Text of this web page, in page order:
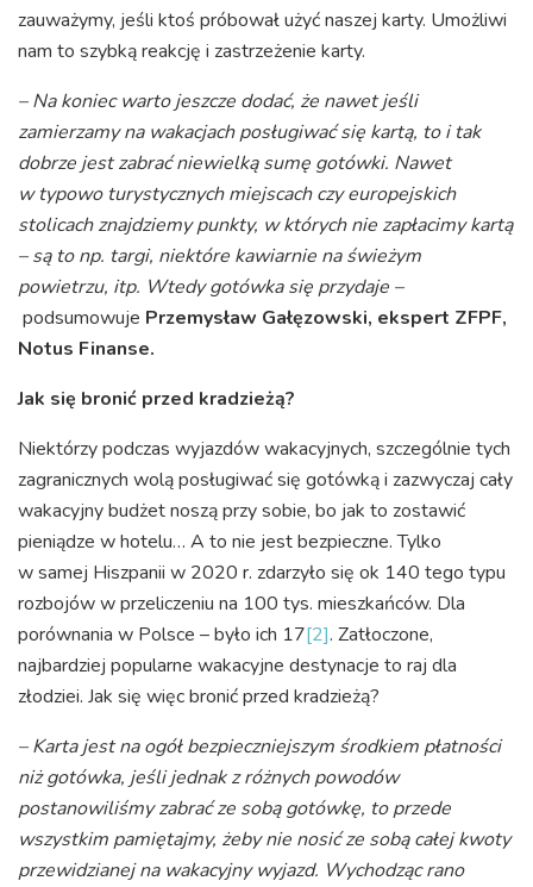
zauważymy, jeśli ktoś próbował użyć naszej karty. Umożliwi
nam to szybką reakcję i zastrzeżenie karty.
– Na koniec warto jeszcze dodać, że nawet jeśli
zamierzamy na wakacjach posługiwać się kartą, to i tak
dobrze jest zabrać niewielką sumę gotówki. Nawet
w typowo turystycznych miejscach czy europejskich
stolicach znajdziemy punkty, w których nie zapłacimy kartą
– są to np. targi, niektóre kawiarnie na świeżym
powietrzu, itp. Wtedy gotówka się przydaje –
podsumowuje Przemysław Gałęzowski, ekspert ZFPF,
Notus Finanse.
Jak się bronić przed kradzieżą?
Niektórzy podczas wyjazdów wakacyjnych, szczególnie tych
zagranicznych wolą posługiwać się gotówką i zazwyczaj cały
wakacyjny budżet noszą przy sobie, bo jak to zostawić
pieniądze w hotelu… A to nie jest bezpieczne. Tylko
w samej Hiszpanii w 2020 r. zdarzyło się ok 140 tego typu
rozbojów w przeliczeniu na 100 tys. mieszkańców. Dla
porównania w Polsce – było ich 17[2]. Zatłoczone,
najbardziej popularne wakacyjne destynacje to raj dla
złodziei. Jak się więc bronić przed kradzieżą?
– Karta jest na ogół bezpieczniejszym środkiem płatności
niż gotówka, jeśli jednak z różnych powodów
postanowiliśmy zabrać ze sobą gotówkę, to przede
wszystkim pamiętajmy, żeby nie nosić ze sobą całej kwoty
przewidzianej na wakacyjny wyjazd. Wychodząc rano